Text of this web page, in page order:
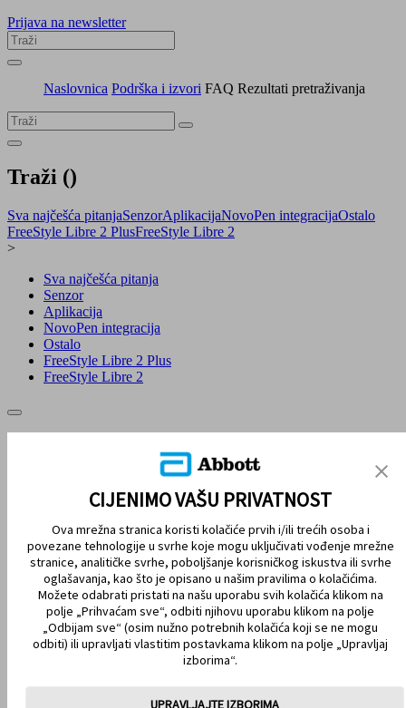
Prijava na newsletter
Naslovnica Podrška i izvori FAQ Rezultati pretraživanja
Traži ()
Sva najčešća pitanjaSenzorAplikacijaNovoPen integracijaOstalo
FreeStyle Libre 2 PlusFreeStyle Libre 2
>
Sva najčešća pitanja
Senzor
Aplikacija
NovoPen integracija
Ostalo
FreeStyle Libre 2 Plus
FreeStyle Libre 2
ODRICANJE OD ODGOVORNOSTI I REFERENCE
CIJENIMO VAŠU PRIVATNOST
Ova mrežna stranica koristi kolačiće prvih i/ili trećih osoba i
povezane tehnologije u svrhe koje mogu uključivati vođenje mrežne
stranice, analitičke svrhe, poboljšanje korisničkog iskustva ili svrhe
oglašavanja, kao što je opisano u našim pravilima o kolačićima.
Možete odabrati pristati na našu uporabu svih kolačića klikom na
polje „Prihvaćam sve“, odbiti njihovu uporabu klikom na polje
„Odbijam sve“ (osim nužno potrebnih kolačića koji se ne mogu
odbiti) ili upravljati vlastitim postavkama klikom na polje „Upravljaj
izborima“.
UPRAVLJAJTE IZBORIMA